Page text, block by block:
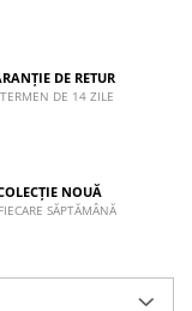
DE RETUR
DE 14 ZILE
NOUĂ
SĂPTĂMÂNĂ